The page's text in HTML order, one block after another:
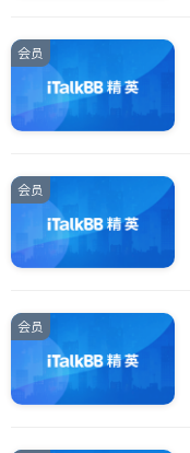
会员
会员
会员